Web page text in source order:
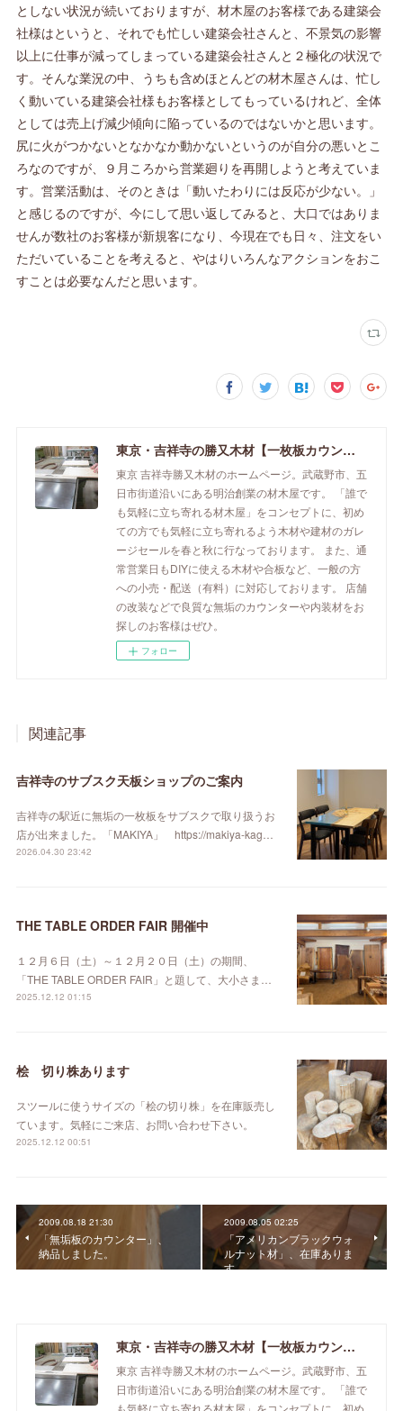
としない状況が続いておりますが、材木屋のお客様である建築会
社様はというと、それでも忙しい建築会社さんと、不景気の影響
以上に仕事が減ってしまっている建築会社さんと２極化の状況で
す。そんな業況の中、うちも含めほとんどの材木屋さんは、忙し
く動いている建築会社様もお客様としてもっているけれど、全体
としては売上げ減少傾向に陥っているのではないかと思います。
尻に火がつかないとなかなか動かないというのが自分の悪いとこ
ろなのですが、９月ころから営業廻りを再開しようと考えていま
す。営業活動は、そのときは「動いたわりには反応が少ない。」
と感じるのですが、今にして思い返してみると、大口ではありま
せんが数社のお客様が新規客になり、今現在でも日々、注文をい
ただいていることを考えると、やはりいろんなアクションをおこ
すことは必要なんだと思います。
東京・吉祥寺の勝又木材【一枚板カウンター】
東京 吉祥寺勝又木材のホームページ。武蔵野市、五
日市街道沿いにある明治創業の材木屋です。 「誰で
も気軽に立ち寄れる材木屋」をコンセプトに、初め
ての方でも気軽に立ち寄れるよう木材や建材のガレ
ージセールを春と秋に行なっております。 また、通
常営業日もDIYに使える木材や合板など、一般の方
への小売・配送（有料）に対応しております。 店舗
の改装などで良質な無垢のカウンターや内装材をお
探しのお客様はぜひ。
フォロー
関連記事
吉祥寺のサブスク天板ショップのご案内
吉祥寺の駅近に無垢の一枚板をサブスクで取り扱うお
店が出来ました。「MAKIYA」 https://makiya-kag…
2026.04.30 23:42
THE TABLE ORDER FAIR 開催中
１２月６日（土）～１２月２０日（土）の期間、
「THE TABLE ORDER FAIR」と題して、大小さま…
2025.12.12 01:15
桧 切り株あります
スツールに使うサイズの「桧の切り株」を在庫販売し
ています。気軽にご来店、お問い合わせ下さい。
2025.12.12 00:51
2009.08.18 21:30
「無垢板のカウンター」、
納品しました。
2009.08.05 02:25
「アメリカンブラックウォ
ルナット材」、在庫ありま
す。
東京・吉祥寺の勝又木材【一枚板カウンター】
東京 吉祥寺勝又木材のホームページ。武蔵野市、五
日市街道沿いにある明治創業の材木屋です。 「誰で
も気軽に立ち寄れる材木屋」をコンセプトに、初め